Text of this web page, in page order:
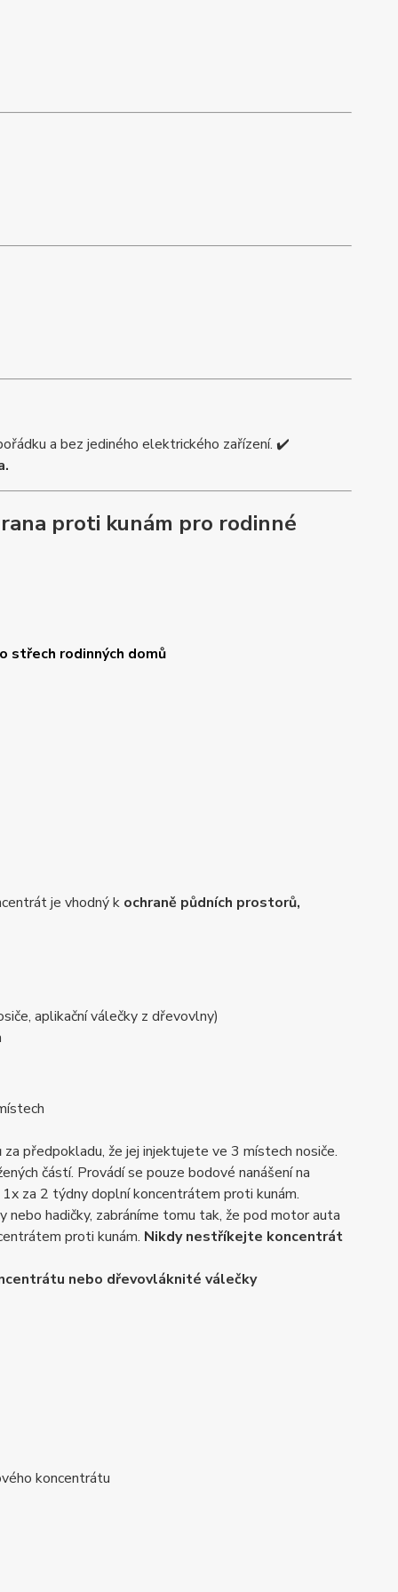
a bez jediného elektrického zařízení. ✔️
proti kunám pro rodinné
střech rodinných domů
je vhodný k ochraně půdních prostorů,
aplikační válečky z dřevovlny)
za předpokladu, že jej injektujete ve 3 místech nosiče.
částí. Provádí se pouze bodové nanášení na
za 2 týdny doplní koncentrátem proti kunám.
hadičky, zabráníme tomu tak, že pod motor auta
proti kunám. Nikdy nestříkejte koncentrát
nebo dřevovláknité válečky
koncentrátu